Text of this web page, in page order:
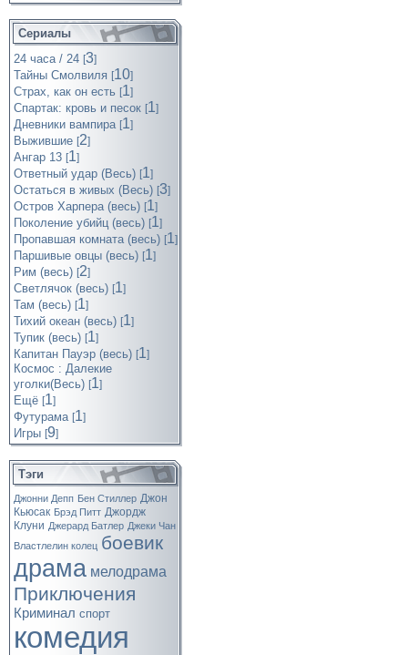
Сериалы
24 часа / 24 [3]
Тайны Смолвиля [10]
Страх, как он есть [1]
Спартак: кровь и песок [1]
Дневники вампира [1]
Выжившие [2]
Ангар 13 [1]
Ответный удар (Весь) [1]
Остаться в живых (Весь) [3]
Остров Харпера (весь) [1]
Поколение убийц (весь) [1]
Пропавшая комната (весь) [1]
Паршивые овцы (весь) [1]
Рим (весь) [2]
Светлячок (весь) [1]
Там (весь) [1]
Тихий океан (весь) [1]
Тупик (весь) [1]
Капитан Пауэр (весь) [1]
Космос : Далекие
уголки(Весь) [1]
Ещё [1]
Футурама [1]
Игры [9]
Тэги
Джонни Депп Бен Стиллер Джон
Кьюсак Брэд Питт Джордж
Клуни Джерард Батлер Джеки Чан
Властлелин колец боевик
драма мелодрама
Приключения
Криминал спорт
комедия